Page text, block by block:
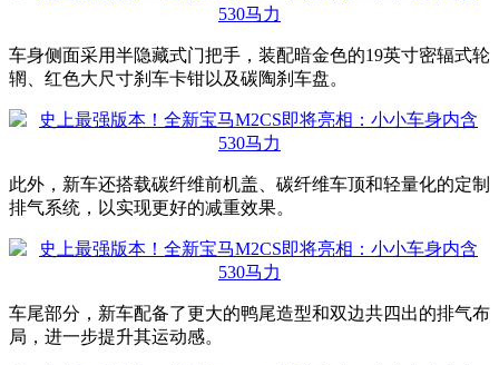
车身侧面采用半隐藏式门把手，装配暗金色的19英寸密辐式轮
辋、红色大尺寸刹车卡钳以及碳陶刹车盘。
此外，新车还搭载碳纤维前机盖、碳纤维车顶和轻量化的定制
排气系统，以实现更好的减重效果。
车尾部分，新车配备了更大的鸭尾造型和双边共四出的排气布
局，进一步提升其运动感。